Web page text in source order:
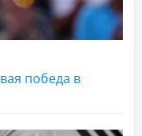
победа в